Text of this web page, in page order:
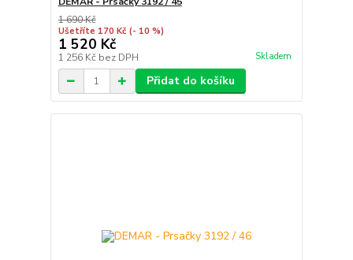
1 690 Kč
Ušetříte 170 Kč (- 10 %)
1 520 Kč
1 256 Kč bez DPH Skladem
Přidat do košíku